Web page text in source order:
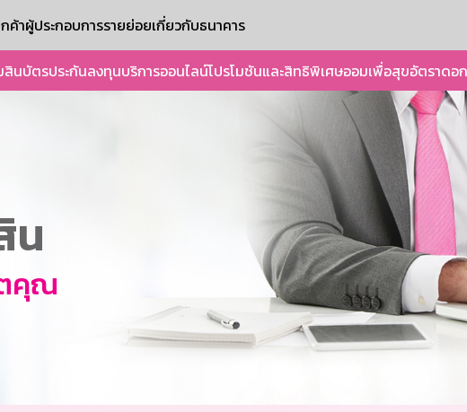
ค้าผู้ประกอบการรายย่อยเกี่ยวกับธนาคาร
สินบัตรประกันลงทุนบริการออนไลน์โปรโมชันและสิทธิพิเศษออมเพื่อสุขอัตราดอ
น
คุณ